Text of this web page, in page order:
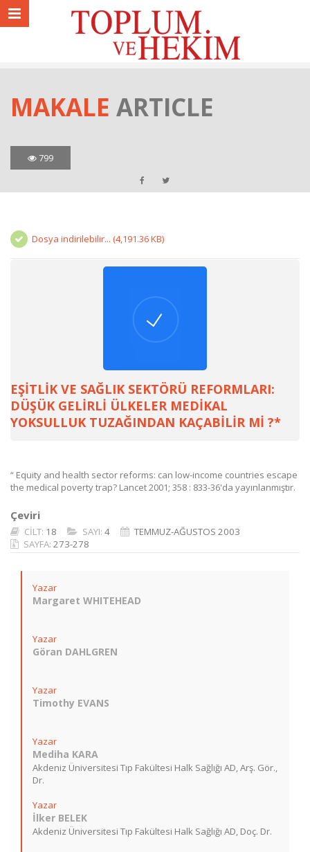
MAKALE ARTICLE
799
Dosya indirilebilir... (4,191.36 KB)
EŞİTLİK VE SAĞLIK SEKTÖRÜ REFORMLARI:
DÜŞÜK GELİRLİ ÜLKELER MEDİKAL
YOKSULLUK TUZAĞINDAN KAÇABİLİR Mİ ?*
“ Equity and health sector reforms: can low-income countries escape
the medical poverty trap? Lancet 2001; 358 : 833-36'da yayınlanmıştır.
Çeviri
CİLT: 18 SAYI: 4
TEMMUZ-AĞUSTOS 2003
SAYFA: 273-278
Yazar
Margaret WHITEHEAD
Yazar
Göran DAHLGREN
Yazar
Timothy EVANS
Yazar
Mediha KARA
Akdeniz Üniversitesi Tıp Fakültesi Halk Sağlığı AD, Arş. Gör.,
Dr.
Yazar
İlker BELEK
Akdeniz Üniversitesi Tıp Fakültesi Halk Sağlığı AD, Doç. Dr.